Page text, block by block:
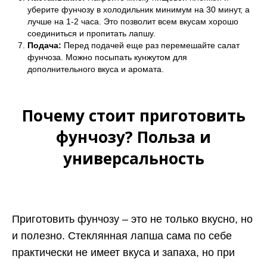
уберите фунчозу в холодильник минимум на 30 минут, а
лучше на 1-2 часа. Это позволит всем вкусам хорошо
соединиться и пропитать лапшу.
Подача: Перед подачей еще раз перемешайте салат
фунчоза. Можно посыпать кунжутом для
дополнительного вкуса и аромата.
Почему стоит приготовить
фунчозу? Польза и
универсальность
Приготовить фунчозу – это не только вкусно, но
и полезно. Стеклянная лапша сама по себе
практически не имеет вкуса и запаха, но при